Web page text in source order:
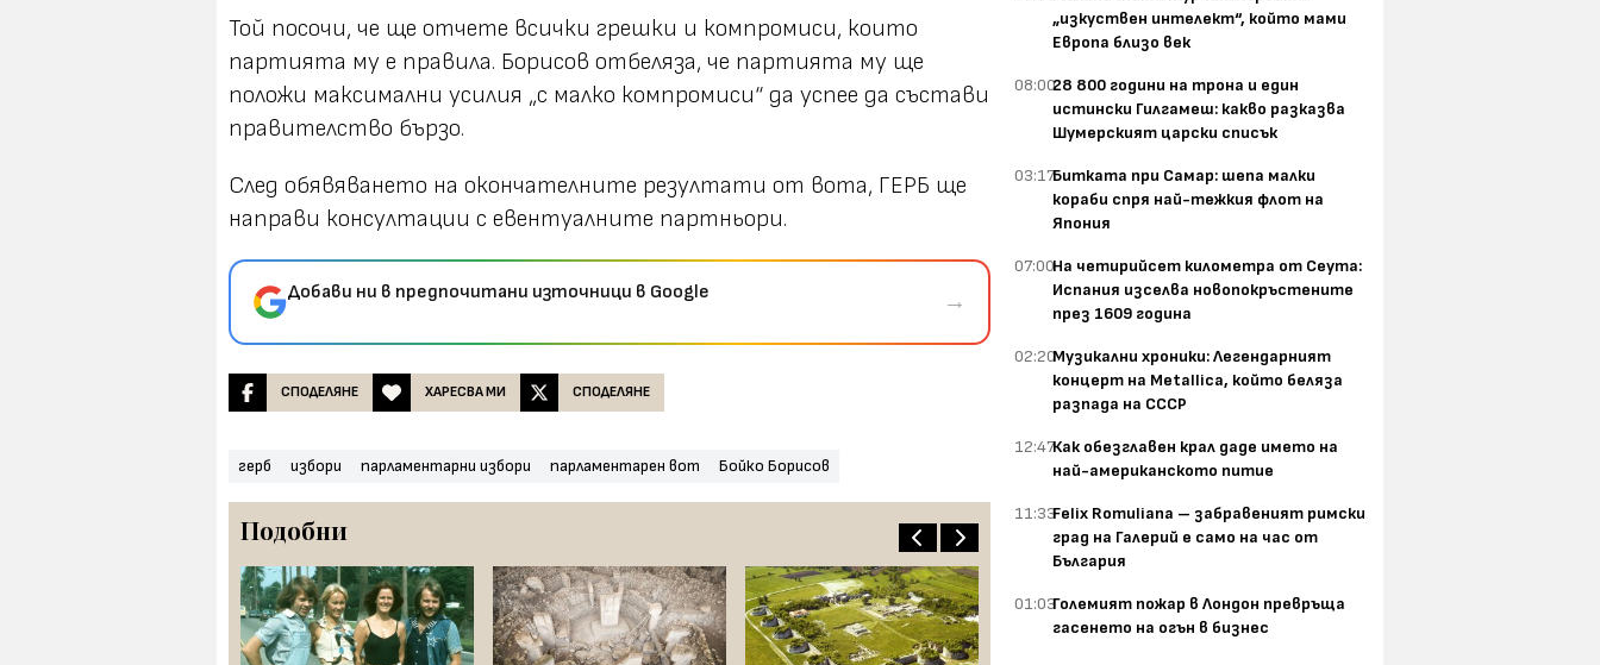
Той посочи, че ще отчете всички грешки и компромиси, които
партията му е правила. Борисов отбеляза, че партията му ще
положи максимални усилия „с малко компромиси“ да успее да състави
правителство бързо.
След обявяването на окончателните резултати от вота, ГЕРБ ще
направи консултации с евентуалните партньори.
Добави ни в предпочитани източници в Google →
СПОДЕЛЯНЕ ХАРЕСВА МИ СПОДЕЛЯНЕ
герб избори парламентарни избори парламентарен вот Бойко Борисов
Подобни
„изкуствен интелект“, който мами
Европа близо век
08:0028 800 години на трона и един
истински Гилгамеш: какво разказва
Шумерският царски списък
03:17Битката при Самар: шепа малки
кораби спря най-тежкия флот на
Япония
07:00На четирийсет километра от Сеута:
Испания изселва новопокръстените
през 1609 година
02:20Музикални хроники: Легендарният
концерт на Metallica, който беляза
разпада на СССР
12:47Как обезглавен крал даде името на
най-американското питие
11:33Felix Romuliana – забравеният римски
град на Галерий е само на час от
България
01:03Големият пожар в Лондон превръща
гасенето на огън в бизнес